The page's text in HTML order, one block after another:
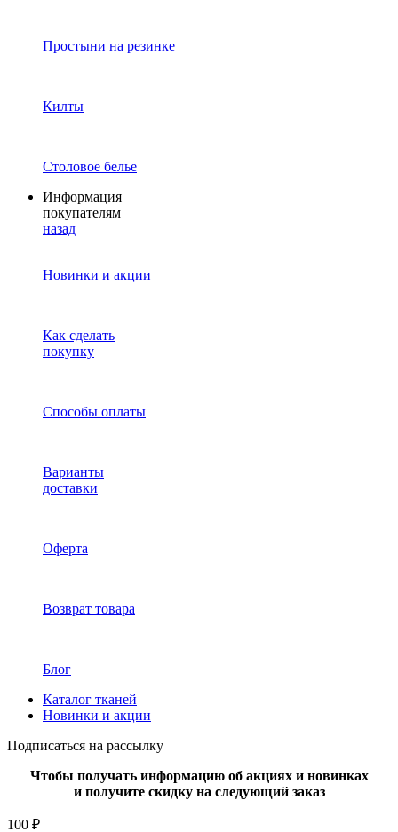
Простыни на резинке
Килты
Столовое белье
Информация
покупателям
назад
Новинки и акции
Как сделать
покупку
Способы оплаты
Варианты
доставки
Оферта
Возврат товара
Блог
Каталог тканей
Новинки и акции
Подписаться на рассылку
Чтобы получать информацию об акциях и новинках
и получите скидку на следующий заказ
100 ₽